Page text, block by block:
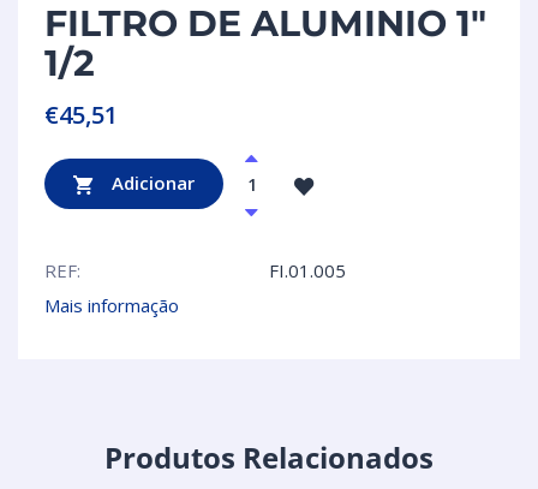
FILTRO DE ALUMINIO 1″
1/2
€45,51
Adicionar
REF:
FI.01.005
Mais informação
Produtos Relacionados